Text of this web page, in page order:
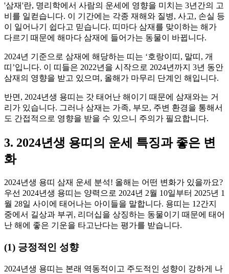
'삼재'란, 명리학에서 사람의 운세에 영향을 미치는 3년간의 고
비를 일컫습니다. 이 기간에는 각종 재해와 질병, 사고, 손실 등
이 일어나기 쉽다고 믿습니다. 띠마다 삼재를 맞이하는 해가
다르기 때문에 해마다 삼재에 들어가는 동물이 바뀝니다.
2024년 기준으로 삼재에 해당하는 띠는 ‘호랑이띠, 말띠, 개
띠’입니다. 이 띠들은 2022년을 시작으로 2024년까지 3년 동안
삼재의 영향을 받고 있으며, 올해가 마무리 단계인 해입니다.
반면, 2024년생 용띠는 갓 태어난 해이기 때문에 삼재와는 거
리가 있습니다. 그러나 삼재는 가족, 부모, 주변 환경을 통해서
도 간접적으로 영향을 받을 수 있으니 주의가 필요합니다.
3. 2024년생 용띠의 운세 특징과 좋은 변
화
2024년생 용띠 삼재 운세 분석! 올해는 어떤 변화가 있을까요?
우선 2024년생 용띠는 양력으로 2024년 2월 10일부터 2025년 1
월 28일 사이에 태어나는 아이들을 말합니다. 용띠는 12간지
중에서 길상과 부귀, 리더십을 상징하는 동물이기 때문에 태어
난 해에 좋은 기운을 타고난다는 평가를 받습니다.
(1) 긍정적인 성향
2024년생 용띠는 본래 역동적이고 주도적인 성향이 강하게 나